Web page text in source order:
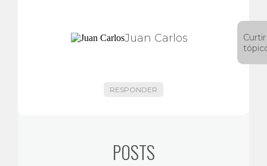
Juan Carlos
Curtir
RESPONDER
POSTS